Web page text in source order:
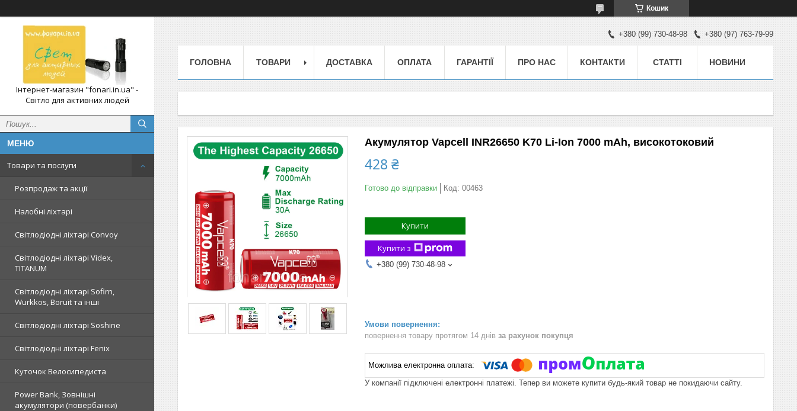
Кошик
Інтернет-магазин "fonari.in.ua" -
Світло для активних людей
Товари та послуги
Розпродаж та акції
Налобні ліхтарі
Світлодіодні ліхтарі Convoy
Світлодіодні ліхтарі Videx,
TITANUM
Світлодіодні ліхтарі Sofirn,
Wurkkos, Boruit та інші
Світлодіодні ліхтарі Soshine
Світлодіодні ліхтарі Fenix
Куточок Велосипедиста
Power Bank, Зовнішні
акумулятори (повербанки)
+380 (99) 730-48-98 +380 (97) 763-79-99
ГОЛОВНА ТОВАРИ ДОСТАВКА ОПЛАТА ГАРАНТІЇ ПРО НАС КОНТАКТИ СТАТТІ НОВИНИ
Акумулятор Vapcell INR26650 K70 Li-Ion 7000 mAh, високотоковий
428 ₴
Готово до відправки Код: 00463
Купити
Купити з
+380 (99) 730-48-98
повернення товару протягом 14 днів за рахунок покупця
У компанії підключені електронні платежі. Тепер ви можете купити будь-який товар не покидаючи сайту.